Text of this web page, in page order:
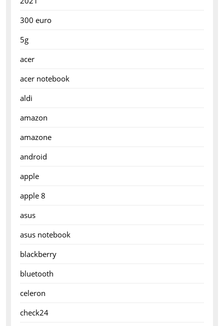
300 euro
5g
acer
acer notebook
aldi
amazon
amazone
android
apple
apple 8
asus
asus notebook
blackberry
bluetooth
celeron
check24